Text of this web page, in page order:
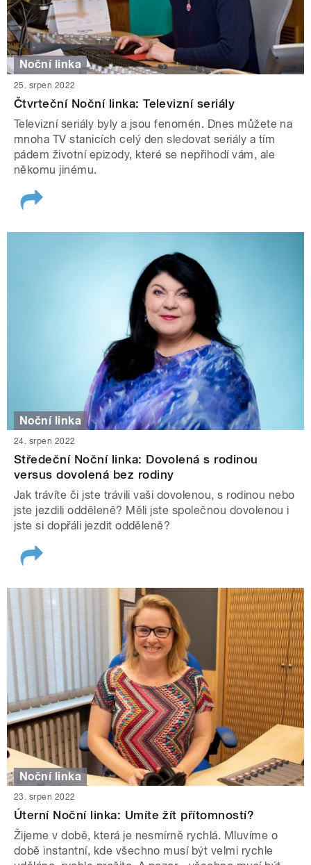
Noční linka
25. srpen 2022
Čtvrteční Noční linka: Televizní seriály
Televizní seriály byly a jsou fenomén. Dnes můžete na
mnoha TV stanicích celý den sledovat seriály a tím
pádem životní epizody, které se nepřihodí vám, ale
někomu jinému.
Noční linka
24. srpen 2022
Středeční Noční linka: Dovolená s rodinou
versus dovolená bez rodiny
Jak trávíte či jste trávili vaši dovolenou, s rodinou nebo
jste jezdili odděleně? Měli jste společnou dovolenou i
jste si dopřáli jezdit odděleně?
Noční linka
23. srpen 2022
Úterní Noční linka: Umíte žít přítomností?
Žijeme v době, která je nesmírně rychlá. Mluvíme o
době instantní, kde všechno musí být velmi rychle